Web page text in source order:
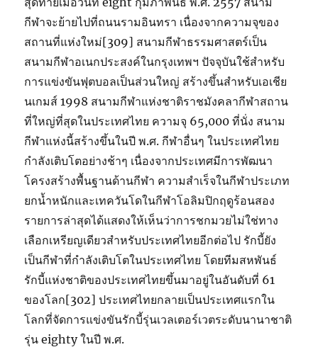
กีฬาจะย้ายไปที่ถนนรามอินทรา เนื่องจากความจุของ
สถานที่แห่งใหม่[309] สนามกีฬาธรรมศาสตร์เป็น
สนามกีฬาอเนกประสงค์ในกรุงเทพฯ ปัจจุบันใช้สำหรับ
การแข่งขันฟุตบอลเป็นส่วนใหญ่ สร้างขึ้นสำหรับเอเชีย
นเกมส์ 1998 สนามกีฬาแห่งชาติราชมังคลากีฬาสถาน
ที่ใหญ่ที่สุดในประเทศไทย ความจุ 65,000 ที่นั่ง สนาม
กีฬาแห่งนี้สร้างขึ้นในปี พ.ศ. กีฬาอื่นๆ ในประเทศไทย
กำลังเติบโตอย่างช้าๆ เนื่องจากประเทศมีการพัฒนา
โครงสร้างพื้นฐานด้านกีฬา ความสำเร็จในกีฬาประเภท
ยกน้ำหนักและเทควันโดในกีฬาโอลิมปิกฤดูร้อนสอง
รายการล่าสุดได้แสดงให้เห็นว่าการชกมวยไม่ใช่ทาง
เลือกเหรียญเดียวสำหรับประเทศไทยอีกต่อไป รักบี้ยัง
เป็นกีฬาที่กำลังเติบโตในประเทศไทย โดยทีมสหพันธ์
รักบี้แห่งชาติของประเทศไทยขึ้นมาอยู่ในอันดับที่ 61
ของโลก[302] ประเทศไทยกลายเป็นประเทศแรกใน
โลกที่จัดการแข่งขันรักบี้รุ่นเวลเตอร์เวตระดับนานาชาติ
รุ่น eighty ในปี พ.ศ.